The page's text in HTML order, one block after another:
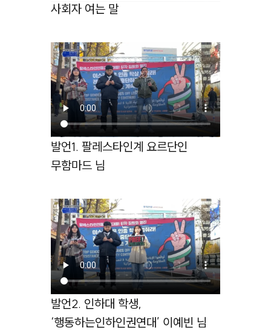
사회자 여는 말
발언1. 팔레스타인계 요르단인
무함마드 님
발언2. 인하대 학생,
‘행동하는인하인권연대’ 이예빈 님